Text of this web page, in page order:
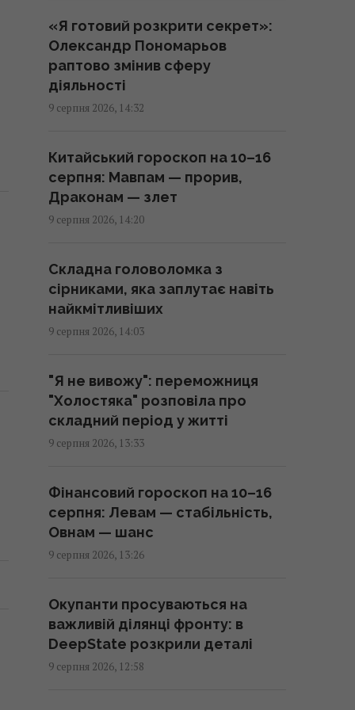
Випросила рецепт кабачків по-
корейськи у продавця на ринку:
готую їх просто так і на зиму
14:05 неділя, 09 серпня 2026
Одеса вночі пережила
наймасштабніший удар за весь
час повномасштабної війни, –
Коваленко
Підводний човен, проданий
Канаді за £1, потопив
американський крейсер
Ціль Росії №1: The Times
розповів, як працює
український загін "глибоких
Зарядка електрокара від
розетки у квартирі може
13:48 неділя, 09 серпня 2026
Газова, електрична чи
«Я готовий розкрити секрет»:
Олександр Пономарьов
раптово змінив сферу
діяльності
9 серпня 2026, 14:32
Китайський гороскоп на 10–16
серпня: Мавпам — прорив,
Драконам — злет
9 серпня 2026, 14:20
Складна головоломка з
сірниками, яка заплутає навіть
найкмітливіших
9 серпня 2026, 14:03
"Я не вивожу": переможниця
"Холостяка" розповіла про
складний період у житті
9 серпня 2026, 13:33
Фінансовий гороскоп на 10–16
серпня: Левам — стабільність,
Овнам — шанс
9 серпня 2026, 13:26
Окупанти просуваються на
важливій ділянці фронту: в
DeepState розкрили деталі
9 серпня 2026, 12:58